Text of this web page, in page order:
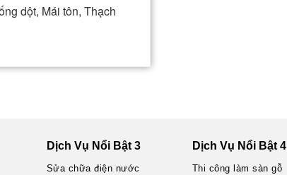
dột, Mái tôn, Thạch
Dịch Vụ Nổi Bật 3
Sửa chữa điện nước
Dịch Vụ Nổi Bật 4
Thi công làm sàn gỗ